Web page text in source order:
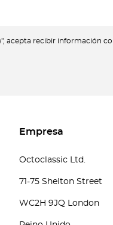
acepta recibir información
Empresa
Octoclassic Ltd.
71-75 Shelton Street
WC2H 9JQ London